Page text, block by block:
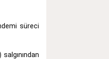
süreci